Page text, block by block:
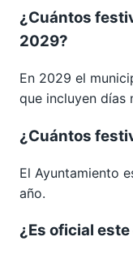
¿Cuántos
2029?
En 2029 el
que incluyen días
¿Cuántos
El Ayuntamiento
año.
¿Es oficial